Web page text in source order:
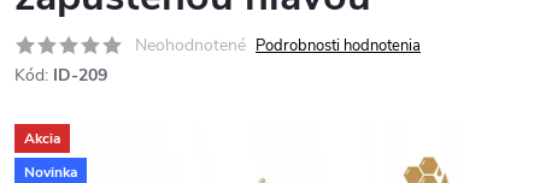
Neohodnotené Podrobnosti hodnotenia
Kód: ID-209
Akcia
Novinka